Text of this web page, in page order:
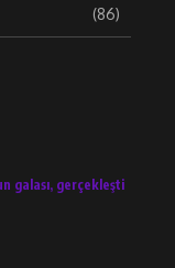
(86)
galası, gerçekleşti